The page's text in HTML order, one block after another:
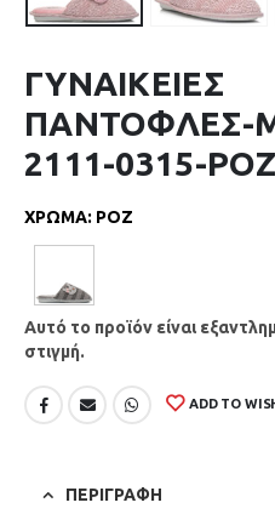
ΓΥΝΑΙΚΕΙΕΣ
ΠΑΝΤΟΦΛΕΣ-
2111-0315-ΡΟΖ
ΧΡΩΜΑ: ΡΟΖ
Αυτό το προϊόν είναι
στιγμή.
ADD TO
ΠΕΡΙΓΡΑΦΗ